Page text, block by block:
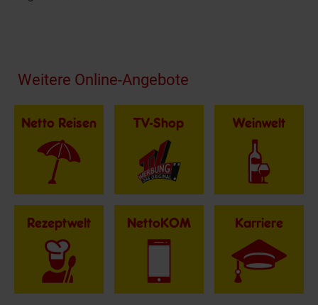
Fußzeile
Weitere Online-Angebote
Netto Reisen TV-Shop Weinwelt
Rezeptwelt NettoKOM Karriere